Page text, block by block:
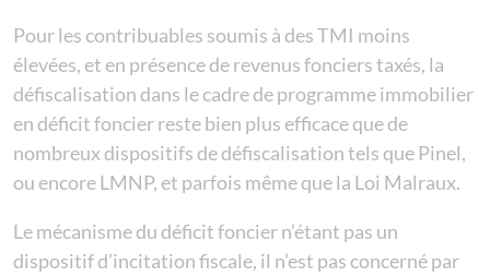
Pour les contribuables soumis à des TMI moins
élevées, et en présence de revenus fonciers taxés, la
défiscalisation dans le cadre de programme immobilier
en déficit foncier reste bien plus efficace que de
nombreux dispositifs de défiscalisation tels que Pinel,
ou encore LMNP, et parfois même que la Loi Malraux.
Le mécanisme du déficit foncier n’étant pas un
dispositif d’incitation fiscale, il n’est pas concerné par